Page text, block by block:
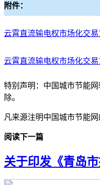
附件：
云霄直流输电权市场化交易
云霄直流输电权市场化交易
特别声明：中国城市节能
除。
凡来源注明中国城市节能
阅读下一篇
关于印发《青岛